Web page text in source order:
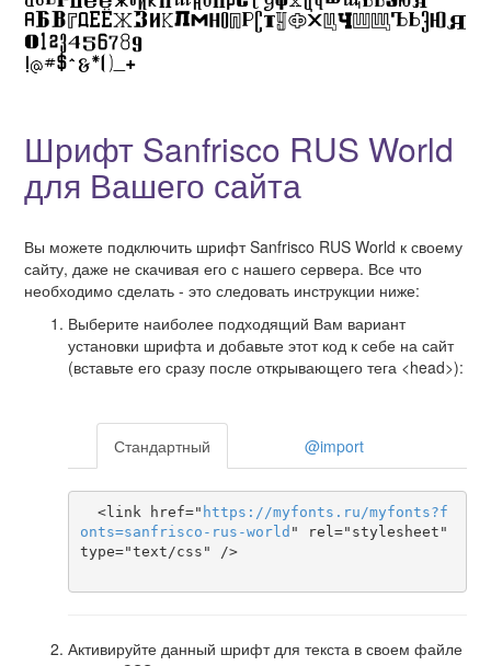
Шрифт Sanfrisco RUS World
для Вашего сайта
Вы можете подключить шрифт Sanfrisco RUS World к своему
сайту, даже не скачивая его с нашего сервера. Все что
необходимо сделать - это следовать инструкции ниже:
Выберите наиболее подходящий Вам вариант
установки шрифта и добавьте этот код к себе на сайт
(вставьте его сразу после открывающего тега <head>):
Стандартный @import
  <link href="
https ://myfonts . ru /myfonts?f
onts=sanfrisco-rus-world " rel="stylesheet"
type="text/css" />
Активируйте данный шрифт для текста в своем файле